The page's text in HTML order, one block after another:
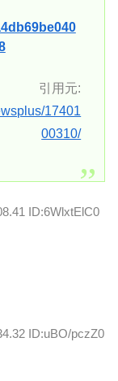
引用元:
17401
00310/
ID:6WlxtElC0
ID:uBO/pczZ0